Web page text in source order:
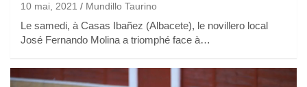
10 mai, 2021 Mundillo Taurino
Le samedi, à Casas Ibañez (Albacete), le novillero local
José Fernando Molina a triomphé face à…